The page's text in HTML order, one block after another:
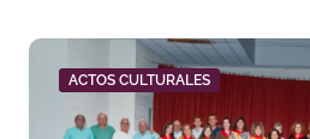
ACTOS CULTURALES